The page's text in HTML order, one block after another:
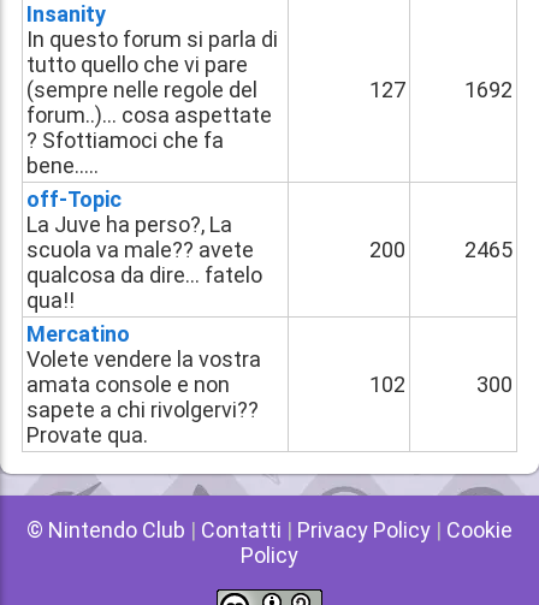
Insanity
In questo forum si parla di
tutto quello che vi pare
(sempre nelle regole del
forum..)... cosa aspettate
? Sfottiamoci che fa
bene.....
127 1692
off-Topic
La Juve ha perso?, La
scuola va male?? avete
qualcosa da dire... fatelo
qua!!
200 2465
Mercatino
Volete vendere la vostra
amata console e non
sapete a chi rivolgervi??
Provate qua.
102 300
© Nintendo Club | Contatti | Privacy Policy | Cookie
Policy